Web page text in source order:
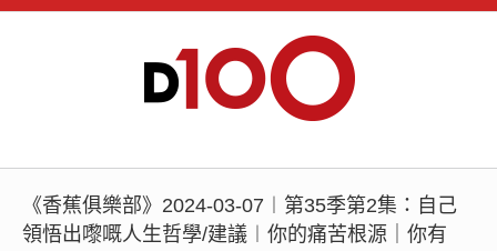
《香蕉俱樂部》2024-03-07︱第35季第2集：自己
領悟出嚟嘅人生哲學/建議︱你的痛苦根源｜你有